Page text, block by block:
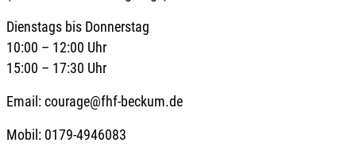
Dienstags bis Donnerstag
10:00 – 12:00 Uhr
15:00 – 17:30 Uhr
Email: courage@fhf-beckum.de
Mobil: 0179-4946083